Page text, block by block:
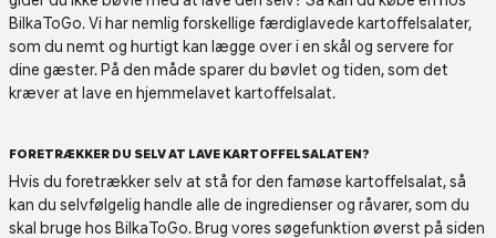
BilkaToGo. Vi har nemlig forskellige færdiglavede kartoffelsalater,
som du nemt og hurtigt kan lægge over i en skål og servere for
dine gæster. På den måde sparer du bøvlet og tiden, som det
kræver at lave en hjemmelavet kartoffelsalat.
FORETRÆKKER DU SELV AT LAVE KARTOFFELSALATEN?
Hvis du foretrækker selv at stå for den famøse kartoffelsalat, så
kan du selvfølgelig handle alle de ingredienser og råvarer, som du
skal bruge hos BilkaToGo. Brug vores søgefunktion øverst på siden